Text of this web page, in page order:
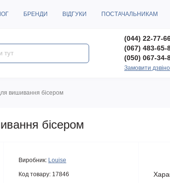
БРЕНДИ ВІДГУКИ ПОСТАЧАЛЬНИКАМ
(044) 22-77-
(067) 483-65-
(050) 067-34-
Замовити
вишивання бісером
бісером
Виробник: Louise
Код товару: 17846